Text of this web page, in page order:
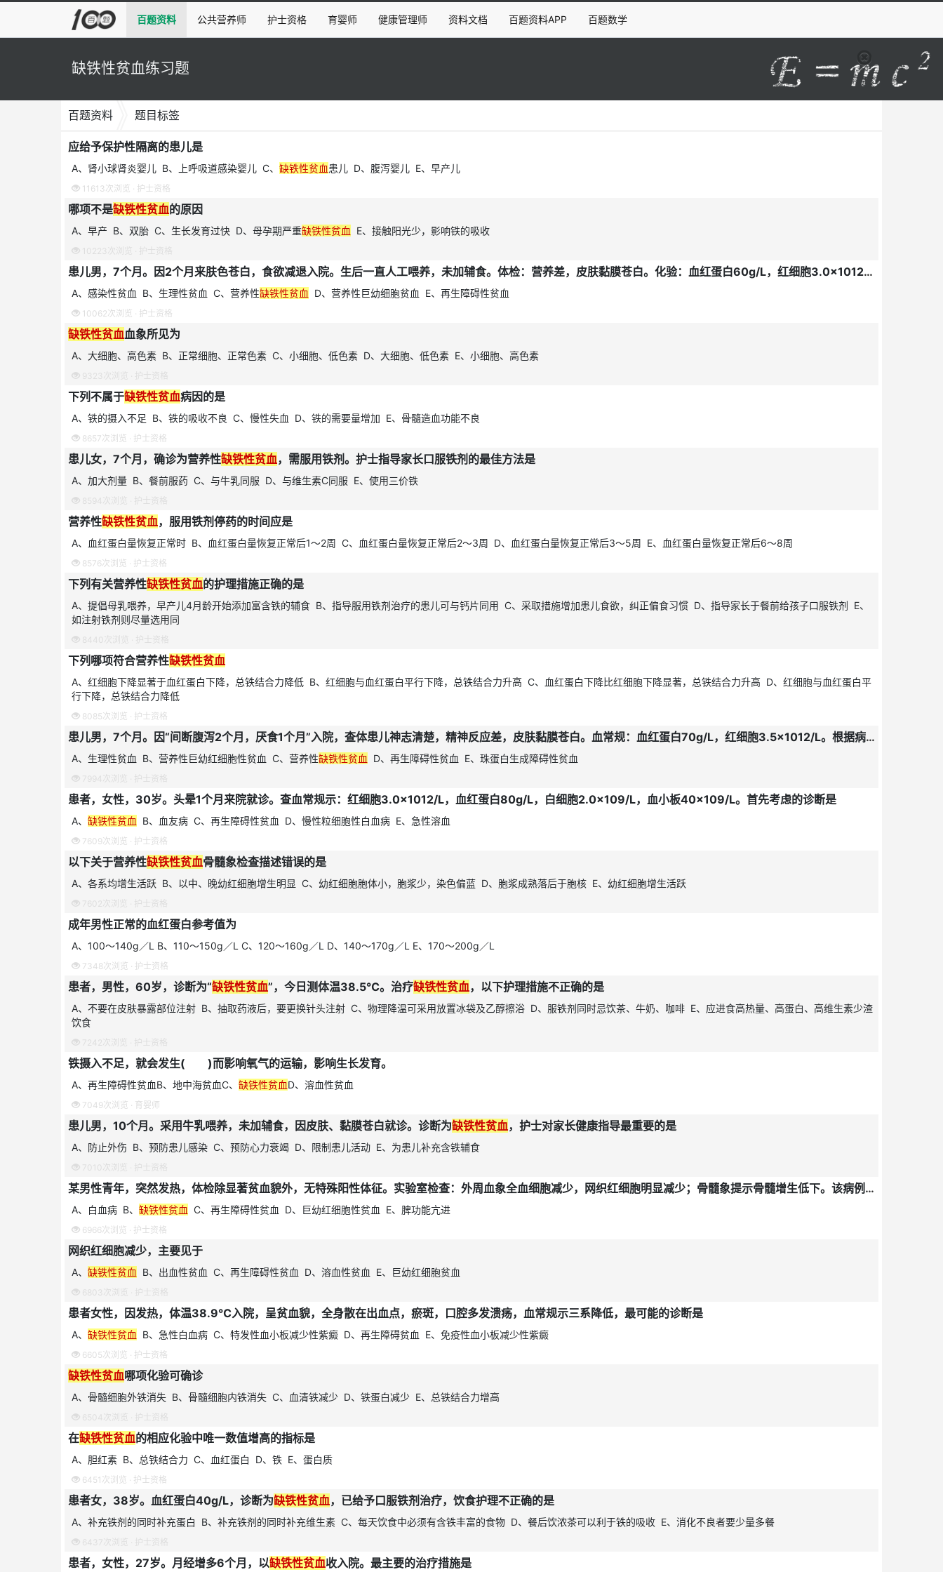
百题资料 公共营养师 护士资格 育婴师 健康管理师 资料文档 百题资料APP 百题数学
缺铁性贫血练习题
百题资料 题目标签
应给予保护性隔离的患儿是
A、肾小球肾炎婴儿 B、上呼吸道感染婴儿 C、 缺铁性贫血患儿 D、腹泻婴儿 E、早产儿
11613次浏览 · 护士资格
哪项不是缺铁性贫血的原因
A、早产 B、双胎 C、生长发育过快 D、母孕期严重缺铁性贫血 E、接触阳光少，影响铁的吸收
10223次浏览 · 护士资格
患儿男，7个月。因2个月来肤色苍白，食欲减退入院。生后一直人工喂养，未加辅食。体检：营养差，皮肤黏膜苍白。化验：血红蛋白60g/L，红细胞3.0×1012/L。护士考虑该患儿可能是
A、感染性贫血 B、生理性贫血 C、营养性缺铁性贫血 D、营养性巨幼细胞贫血 E、再生障碍性贫血
10062次浏览 · 护士资格
缺铁性贫血血象所见为
A、大细胞、高色素 B、正常细胞、正常色素 C、小细胞、低色素 D、大细胞、低色素 E、小细胞、高色素
9323次浏览 · 护士资格
下列不属于缺铁性贫血病因的是
A、铁的摄入不足 B、铁的吸收不良 C、慢性失血 D、铁的需要量增加 E、骨髓造血功能不良
8657次浏览 · 护士资格
患儿女，7个月，确诊为营养性缺铁性贫血，需服用铁剂。护士指导家长口服铁剂的最佳方法是
A、加大剂量 B、餐前服药 C、与牛乳同服 D、与维生素C同服 E、使用三价铁
8594次浏览 · 护士资格
营养性缺铁性贫血，服用铁剂停药的时间应是
A、血红蛋白量恢复正常时 B、血红蛋白量恢复正常后1～2周 C、血红蛋白量恢复正常后2～3周 D、血红蛋白量恢复正常后3～5周 E、血红蛋白量恢复正常后6～8周
8576次浏览 · 护士资格
下列有关营养性缺铁性贫血的护理措施正确的是
A、提倡母乳喂养，早产儿4月龄开始添加富含铁的辅食 B、指导服用铁剂治疗的患儿可与钙片同用 C、采取措施增加患儿食欲，纠正偏食习惯 D、指导家长于餐前给孩子口服铁剂 E、
如注射铁剂则尽量选用同
8440次浏览 · 护士资格
下列哪项符合营养性缺铁性贫血
A、红细胞下降显著于血红蛋白下降，总铁结合力降低 B、红细胞与血红蛋白平行下降，总铁结合力升高 C、血红蛋白下降比红细胞下降显著，总铁结合力升高 D、红细胞与血红蛋白平
行下降，总铁结合力降低
8085次浏览 · 护士资格
患儿男，7个月。因“间断腹泻2个月，厌食1个月”入院，查体患儿神志清楚，精神反应差，皮肤黏膜苍白。血常规：血红蛋白70g/L，红细胞3.5×1012/L。根据病情护士考虑该患儿为
A、生理性贫血 B、营养性巨幼红细胞性贫血 C、营养性缺铁性贫血 D、再生障碍性贫血 E、珠蛋白生成障碍性贫血
7994次浏览 · 护士资格
患者，女性，30岁。头晕1个月来院就诊。查血常规示：红细胞3.0×1012/L，血红蛋白80g/L，白细胞2.0×109/L，血小板40×109/L。首先考虑的诊断是
A、 缺铁性贫血 B、血友病 C、再生障碍性贫血 D、慢性粒细胞性白血病 E、急性溶血
7609次浏览 · 护士资格
以下关于营养性缺铁性贫血骨髓象检查描述错误的是
A、各系均增生活跃 B、以中、晚幼红细胞增生明显 C、幼红细胞胞体小，胞浆少，染色偏蓝 D、胞浆成熟落后于胞核 E、幼红细胞增生活跃
7602次浏览 · 护士资格
成年男性正常的血红蛋白参考值为
A、100～140g／L B、110～150g／L C、120～160g／L D、140～170g／L E、170～200g／L
7348次浏览 · 护士资格
患者，男性，60岁，诊断为“缺铁性贫血”，今日测体温38.5℃。治疗缺铁性贫血，以下护理措施不正确的是
A、不要在皮肤暴露部位注射 B、抽取药液后，要更换针头注射 C、物理降温可采用放置冰袋及乙醇擦浴 D、服铁剂同时忌饮茶、牛奶、咖啡 E、应进食高热量、高蛋白、高维生素少渣
饮食
7242次浏览 · 护士资格
铁摄入不足，就会发生( )而影响氧气的运输，影响生长发育。
A、再生障碍性贫血B、地中海贫血C、 缺铁性贫血D、溶血性贫血
7049次浏览 · 育婴师
患儿男，10个月。采用牛乳喂养，未加辅食，因皮肤、黏膜苍白就诊。诊断为缺铁性贫血，护士对家长健康指导最重要的是
A、防止外伤 B、预防患儿感染 C、预防心力衰竭 D、限制患儿活动 E、为患儿补充含铁辅食
7010次浏览 · 护士资格
某男性青年，突然发热，体检除显著贫血貌外，无特殊阳性体征。实验室检查：外周血象全血细胞减少，网织红细胞明显减少；骨髓象提示骨髓增生低下。该病例最可能的诊断是
A、白血病 B、 缺铁性贫血 C、再生障碍性贫血 D、巨幼红细胞性贫血 E、脾功能亢进
6966次浏览 · 护士资格
网织红细胞减少，主要见于
A、 缺铁性贫血 B、出血性贫血 C、再生障碍性贫血 D、溶血性贫血 E、巨幼红细胞贫血
6803次浏览 · 护士资格
患者女性，因发热，体温38.9℃入院，呈贫血貌，全身散在出血点，瘀斑，口腔多发溃疡，血常规示三系降低，最可能的诊断是
A、 缺铁性贫血 B、急性白血病 C、特发性血小板减少性紫癜 D、再生障碍贫血 E、免疫性血小板减少性紫癜
6605次浏览 · 护士资格
缺铁性贫血哪项化验可确诊
A、骨髓细胞外铁消失 B、骨髓细胞内铁消失 C、血清铁减少 D、铁蛋白减少 E、总铁结合力增高
6504次浏览 · 护士资格
在缺铁性贫血的相应化验中唯一数值增高的指标是
A、胆红素 B、总铁结合力 C、血红蛋白 D、铁 E、蛋白质
6451次浏览 · 护士资格
患者女，38岁。血红蛋白40g/L，诊断为缺铁性贫血，已给予口服铁剂治疗，饮食护理不正确的是
A、补充铁剂的同时补充蛋白 B、补充铁剂的同时补充维生素 C、每天饮食中必须有含铁丰富的食物 D、餐后饮浓茶可以利于铁的吸收 E、消化不良者要少量多餐
6437次浏览 · 护士资格
患者，女性，27岁。月经增多6个月，以缺铁性贫血收入院。最主要的治疗措施是